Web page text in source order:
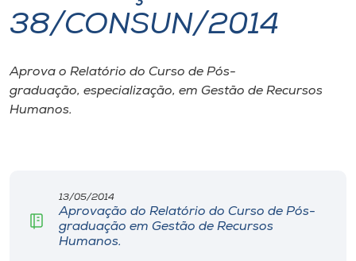
I.nova
Diplomados
Biblioteca
38/CONSUN/2014
Aprova o Relatório do Curso de Pós-
graduação, especialização, em Gestão de Recursos
Humanos.
13/05/2014
Aprovação do Relatório do Curso de Pós-
graduação em Gestão de Recursos
Humanos.